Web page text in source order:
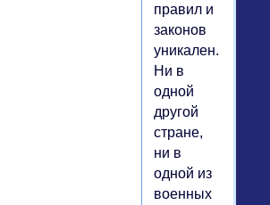
правил и
законов
уникален.
Ни в
одной
другой
стране,
ни в
одной из
военных